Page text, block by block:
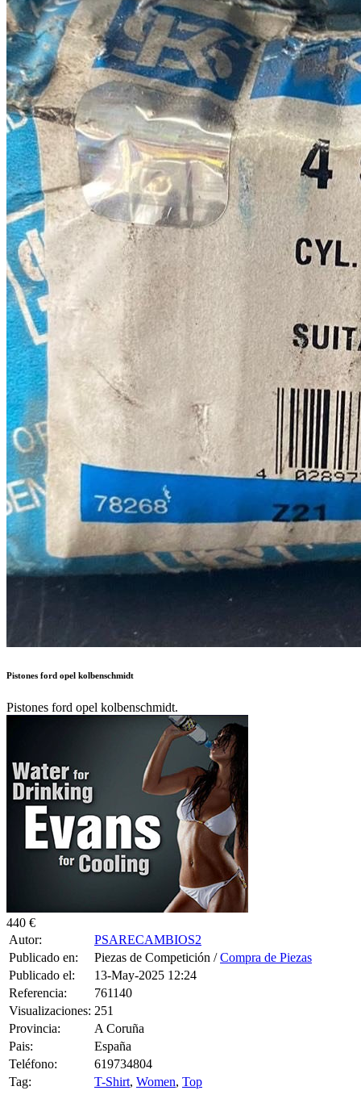
Autor:
Publicado en:
Piezas de Competición /
Publicado el:
13-May-2025 12:24
Referencia:
761140
Visualizaciones:
251
Provincia:
A Coruña
Pais:
España
Teléfono:
619734804
Tag:
T-Shirt,Women
Pistones Ford OPEL Kolbenschmidt.